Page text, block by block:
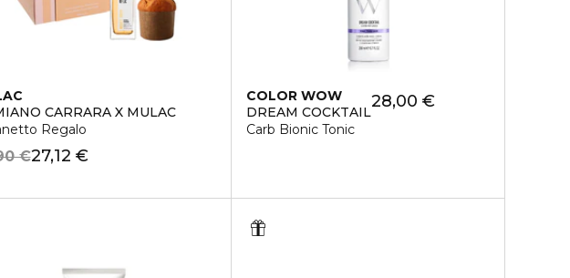
CARRARA X MULAC
Regalo
27,12 €
€
COLOR WOW
DREAM COCKTAIL
Carb Bionic Tonic
28,00 €